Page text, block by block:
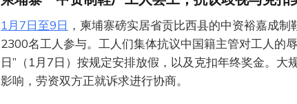
1月7日至9日 ，柬埔寨磅实居省贡比西县的中资裕嘉成
2300名工人参与。工人们集体抗议中国籍主管对工人的
日”（1月7日）按规定安排放假，以及克扣年终奖金。大
影响，劳资双方正就诉求进行协商。